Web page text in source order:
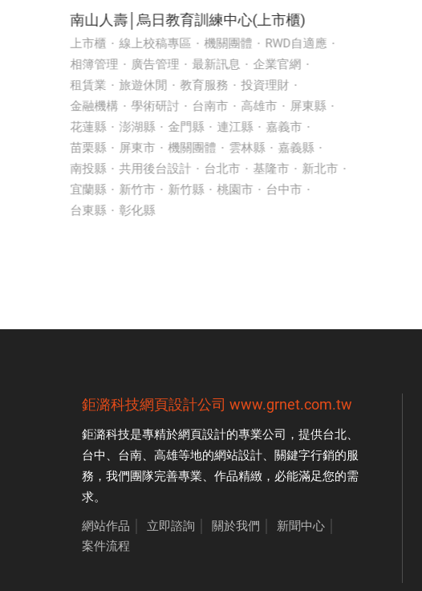
南山人壽│烏日教育訓練中心(上市櫃)
上市櫃 線上校稿專區 機關團體
RWD自適應
相簿管理
廣告管理 最新訊息
企業官網
租賃業
旅遊休閒 教育服務
投資理財
金融機構
學術研討 台南市 高雄市
屏東縣
花蓮縣
澎湖縣 金門縣 連江縣
嘉義市
苗栗縣
屏東市 機關團體 雲林縣
嘉義縣
南投縣
共用後台設計 台北市 基隆市
新北市
宜蘭縣
新竹市 新竹縣 桃園市
台中市
台東縣
彰化縣
上
廣
鉅潞科技網頁設計公司 www.grnet.com.tw
鉅潞科技是專精於網頁設計的專業公司，提供台北、
台中、台南、高雄等地的網站設計、關鍵字行銷的服
務，我們團隊完善專業、作品精緻，必能滿足您的需
求。
網站作品
立即諮詢 關於我們 新聞中心
案件流程